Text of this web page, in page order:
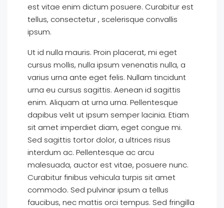
est vitae enim dictum posuere. Curabitur est
tellus, consectetur , scelerisque convallis
ipsum.
Ut id nulla mauris. Proin placerat, mi eget
cursus mollis, nulla ipsum venenatis nulla, a
varius urna ante eget felis. Nullam tincidunt
urna eu cursus sagittis. Aenean id sagittis
enim. Aliquam at urna urna. Pellentesque
dapibus velit ut ipsum semper lacinia. Etiam
sit amet imperdiet diam, eget congue mi.
Sed sagittis tortor dolor, a ultrices risus
interdum ac. Pellentesque ac arcu
malesuada, auctor est vitae, posuere nunc.
Curabitur finibus vehicula turpis sit amet
commodo. Sed pulvinar ipsum a tellus
faucibus, nec mattis orci tempus. Sed fringilla